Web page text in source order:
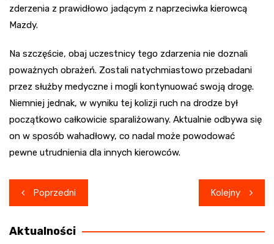
zderzenia z prawidłowo jadącym z naprzeciwka kierowcą
Mazdy.
Na szczęście, obaj uczestnicy tego zdarzenia nie doznali
poważnych obrażeń. Zostali natychmiastowo przebadani
przez służby medyczne i mogli kontynuować swoją drogę.
Niemniej jednak, w wyniku tej kolizji ruch na drodze był
początkowo całkowicie sparaliżowany. Aktualnie odbywa się
on w sposób wahadłowy, co nadal może powodować
pewne utrudnienia dla innych kierowców.
Nawigacja
wpisu
Poprzedni Kolejny
Aktualności